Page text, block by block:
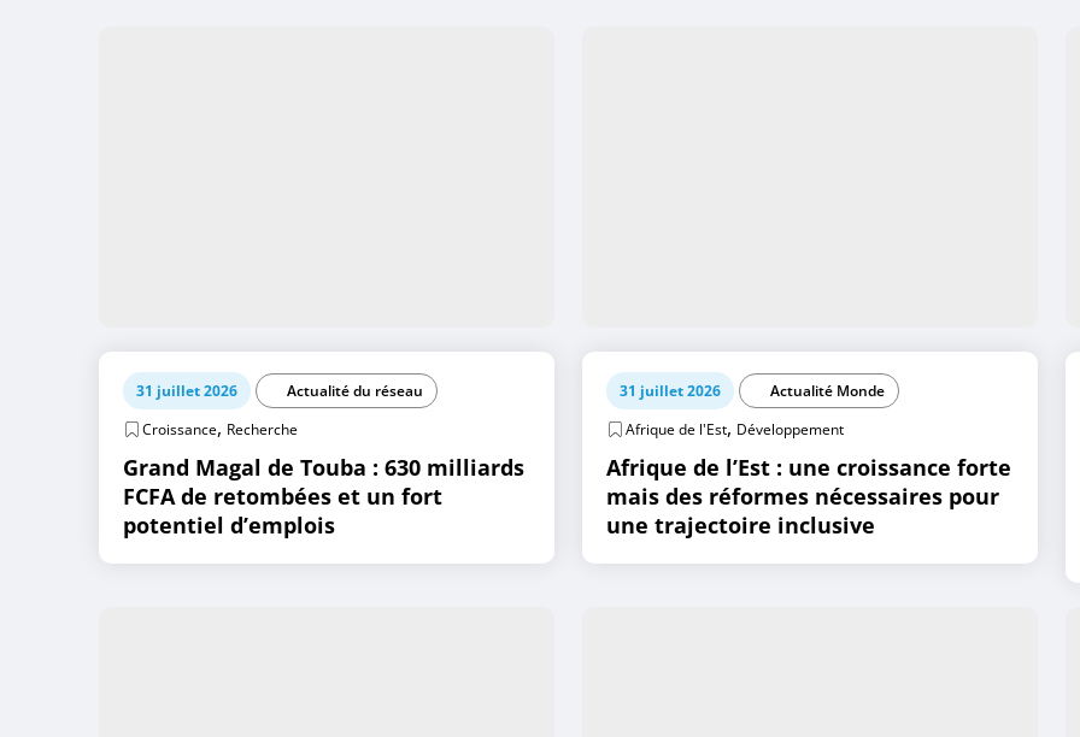
31 juillet 2026
Actualité du réseau
Croissance, Recherche
Grand Magal de Touba : 630 milliards
FCFA de retombées et un fort
potentiel d’emplois
31 juillet 2026
Actualité Monde
Afrique de l'Est, Développement
Afrique de l’Est : une croissance forte
mais des réformes nécessaires pour
une trajectoire inclusive